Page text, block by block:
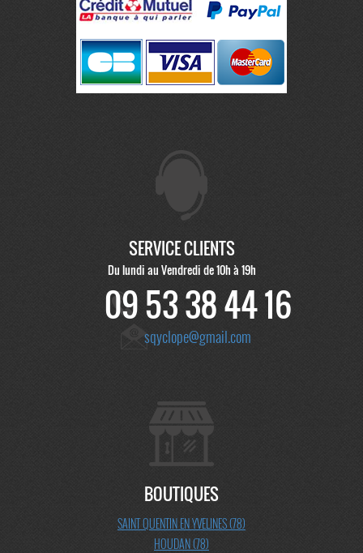
SERVICE CLIENTS
Du lundi au Vendredi de 10h à 19h
09 53 38 44 16
sqyclope@gmail.com
BOUTIQUES
SAINT QUENTIN EN YVELINES (78)
HOUDAN (78)